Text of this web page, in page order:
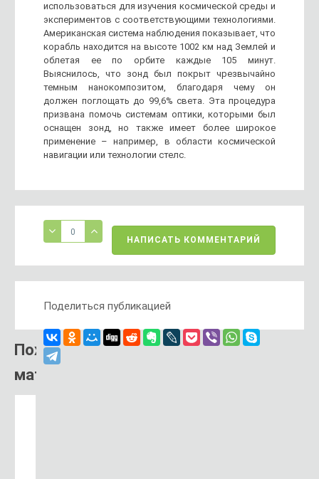
использоваться для изучения космической среды и
экспериментов с соответствующими технологиями.
Американская система наблюдения показывает, что
корабль находится на высоте 1002 км над Землей и
облетая ее по орбите каждые 105 минут.
Выяснилось, что зонд был покрыт чрезвычайно
темным нанокомпозитом, благодаря чему он
должен поглощать до 99,6% света. Эта процедура
призвана помочь системам оптики, которыми был
оснащен зонд, но также имеет более широкое
применение – например, в области космической
навигации или технологии стелс.
0
НАПИСАТЬ КОММЕНТАРИЙ
Поделиться публикацией
Похожий
материал